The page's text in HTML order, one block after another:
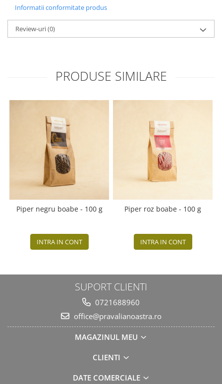
Informatii conformitate produs
Review-uri(0)
PRODUSE SIMILARE
Piper negru boabe - 100 g
INTRA IN CONT
Piper roz boabe - 100 g
INTRA IN CONT
SUPORT CLIENTI
0721688960
office@pravalianoastra.ro
MAGAZINUL MEU
CLIENTI
DATE COMERCIALE